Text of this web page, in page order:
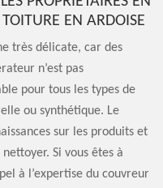
EN ARDOISE
très délicate, car des
n’est pas
pour tous les types de
ou synthétique. Le
sur les produits et
Si vous êtes à
à l’expertise du couvreur